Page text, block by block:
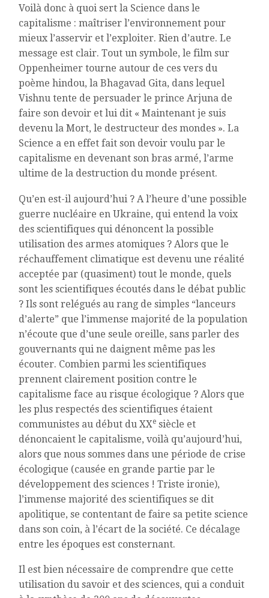
Voilà donc à quoi sert la Science dans le
capitalisme : maîtriser l’environnement pour
mieux l’asservir et l’exploiter. Rien d’autre. Le
message est clair. Tout un symbole, le film sur
Oppenheimer tourne autour de ces vers du
poème hindou, la Bhagavad Gita, dans lequel
Vishnu tente de persuader le prince Arjuna de
faire son devoir et lui dit « Maintenant je suis
devenu la Mort, le destructeur des mondes ». La
Science a en effet fait son devoir voulu par le
capitalisme en devenant son bras armé, l’arme
ultime de la destruction du monde présent.
Qu’en est-il aujourd’hui ? A l’heure d’une possible
guerre nucléaire en Ukraine, qui entend la voix
des scientifiques qui dénoncent la possible
utilisation des armes atomiques ? Alors que le
réchauffement climatique est devenu une réalité
acceptée par (quasiment) tout le monde, quels
sont les scientifiques écoutés dans le débat public
? Ils sont relégués au rang de simples “lanceurs
d’alerte” que l’immense majorité de la population
n’écoute que d’une seule oreille, sans parler des
gouvernants qui ne daignent même pas les
écouter. Combien parmi les scientifiques
prennent clairement position contre le
capitalisme face au risque écologique ? Alors que
les plus respectés des scientifiques étaient
communistes au début du XXe siècle et
dénoncaient le capitalisme, voilà qu’aujourd’hui,
alors que nous sommes dans une période de crise
écologique (causée en grande partie par le
développement des sciences ! Triste ironie),
l’immense majorité des scientifiques se dit
apolitique, se contentant de faire sa petite science
dans son coin, à l’écart de la société. Ce décalage
entre les époques est consternant.
Il est bien nécessaire de comprendre que cette
utilisation du savoir et des sciences, qui a conduit